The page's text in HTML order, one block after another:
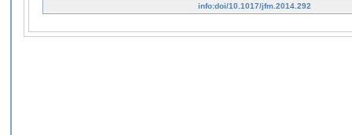
info:doi/10.1017/jfm.2014.292